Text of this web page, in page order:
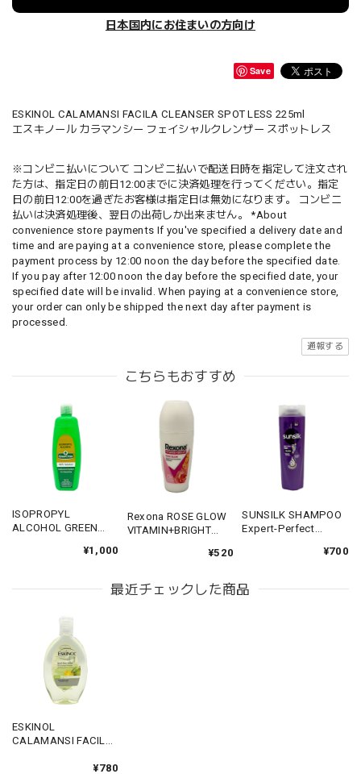
日本国内にお住まいの方向け
Save
ESKINOL CALAMANSI FACILA CLEANSER SPOT LESS 225ml
エスキノール カラマンシー フェイシャルクレンザー スポットレス
※コンビニ払いについて コンビニ払いで配送日時を指定して注文され
た方は、指定日の前日12:00までに決済処理を行ってください。指定
日の前日12:00を過ぎたお客様は指定日は無効になります。 コンビニ
払いは決済処理後、翌日の出荷しか出来ません。 *About
convenience store payments If you've specified a delivery date and
time and are paying at a convenience store, please complete the
payment process by 12:00 noon the day before the specified date.
If you pay after 12:00 noon the day before the specified date, your
specified date will be invalid. When paying at a convenience store,
your order can only be shipped the next day after payment is
processed.
通報する
こちらもおすすめ
ISOPROPYL
ALCOHOL GREEN
ルコール グリーン ク
¥1,000
Rexona ROSE GLOW
VITAMIN+BRIGHT
¥520
SUNSILK SHAMPOO
Expert-Perfect
ンシルク シャンプー
ェクトストレート】
¥700
最近チェックした商品
ESKINOL
CALAMANSI FACILA
LESS 225ml 【エス
¥780